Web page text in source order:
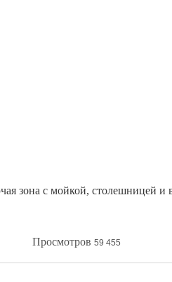
зона с мойкой, столешницей
Такой "однорядный"
Просмотров 59 455